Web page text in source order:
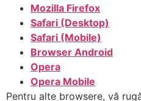
Mozilla Firefox
Safari (Desktop)
Safari (Mobile)
Browser Android
Opera
Opera Mobile
Pentru alte browsere, vă